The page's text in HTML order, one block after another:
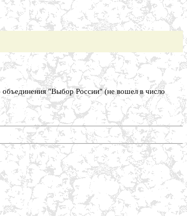
объединения "Выбор России" (не вошел в число